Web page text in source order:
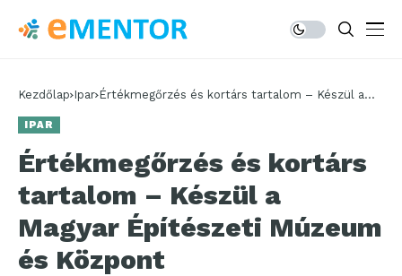
Kezdőlap Ipar Értékmegőrzés és kortárs tartalom – Készül a
IPAR
Értékmegőrzés és kortárs
tartalom – Készül a
Magyar Építészeti Múzeum
és Központ